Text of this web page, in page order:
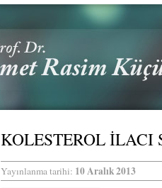
KOLESTEROL İLACI
Yayınlanma tarihi: 10 Aralık 2013